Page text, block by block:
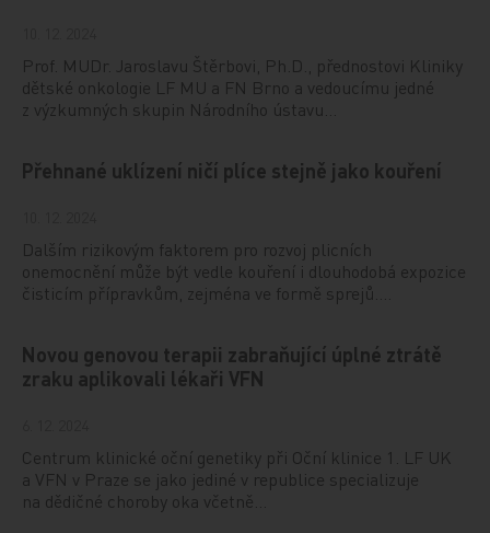
Prof. MUDr. Jaroslavu Štěrbovi, Ph.D., přednostovi Kliniky
dětské onkologie LF MU a FN Brno a vedoucímu jedné
z výzkumných skupin Národního ústavu…
Přehnané uklízení ničí plíce stejně jako kouření
Dalším rizikovým faktorem pro rozvoj plicních
onemocnění může být vedle kouření i dlouhodobá expozice
čisticím přípravkům, zejména ve formě sprejů.…
Novou genovou terapii zabraňující úplné ztrátě
zraku aplikovali lékaři VFN
Centrum klinické oční genetiky při Oční klinice 1. LF UK
a VFN v Praze se jako jediné v republice specializuje
na dědičné choroby oka včetně…